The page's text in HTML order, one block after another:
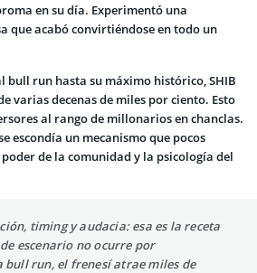
en su día. Experimentó una
que acabó convirtiéndose en todo un
bull run hasta su máximo histórico, SHIB
varias decenas de miles por ciento. Esto
al rango de millonarios en chanclas.
escondía un mecanismo que pocos
de la comunidad y la psicología del
timing y audacia: esa es la receta
escenario no ocurre por
bull run, el frenesí atrae miles de